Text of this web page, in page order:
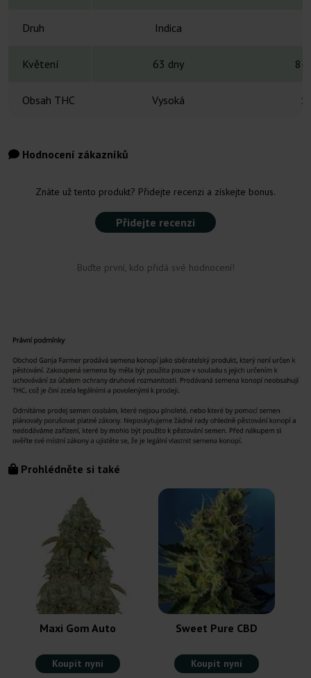
Druh Indica
Květení 63 dny 8-
Obsah THC Vysoká
Hodnocení zákazníků
Znáte už tento produkt? Přidejte recenzi a získejte bonus.
Přidejte recenzi
Buďte první, kdo přidá své hodnocení!
Prohlédněte si také
Maxi Gom Auto
Koupit nyní
Sweet Pure CBD
Koupit nyní